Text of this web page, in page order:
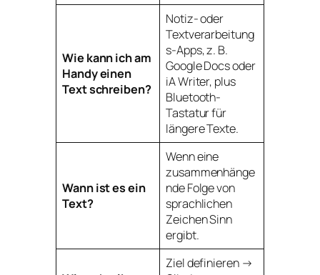
Wie kann ich am
Handy einen
Text schreiben?
Notiz- oder
Textverarbeitung
s-Apps, z. B.
Google Docs oder
iA Writer, plus
Bluetooth-
Tastatur für
längere Texte.
Wann ist es ein
Text?
Wenn eine
zusammenhänge
nde Folge von
sprachlichen
Zeichen Sinn
ergibt.
Ziel definieren →